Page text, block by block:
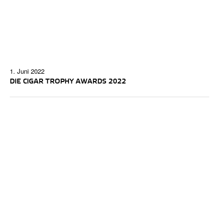
1. Juni 2022
DIE CIGAR TROPHY AWARDS 2022